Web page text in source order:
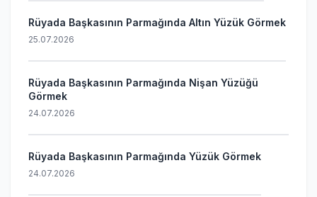
Rüyada Başkasının Parmağında Altın Yüzük Görmek
25.07.2026
Rüyada Başkasının Parmağında Nişan Yüzüğü
Görmek
24.07.2026
Rüyada Başkasının Parmağında Yüzük Görmek
24.07.2026